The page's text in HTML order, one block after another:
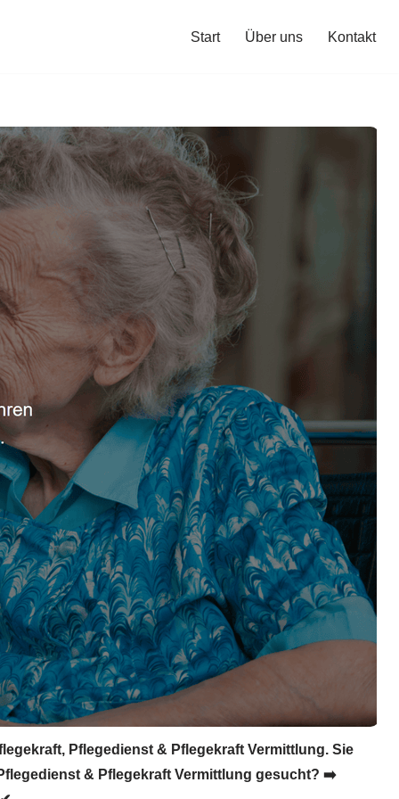
Start Über uns Kontakt
Pflegedienst & Pflegekraft Vermittlung. Sie
& Pflegekraft Vermittlung gesucht? ➡️